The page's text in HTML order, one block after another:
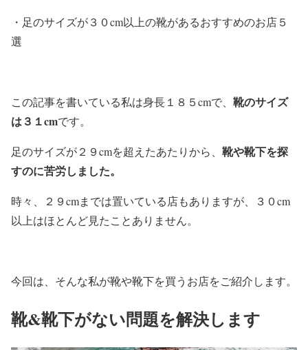
・足のサイズが３０cm以上の靴があるおすすめのお店５
選
この記事を書いている私は身長１８５cmで、 靴のサイズ
は３１cmです。
足のサイズが２９cmを超えたあたりから、 靴や靴下を探
すのに苦労しました。
時々、２９cmまでは置いている店もありますが、３０cm
以上はほとんど見たことありません。
今回は、そんな私が靴や靴下を買うお店をご紹介します。
靴&靴下がない問題を解決します